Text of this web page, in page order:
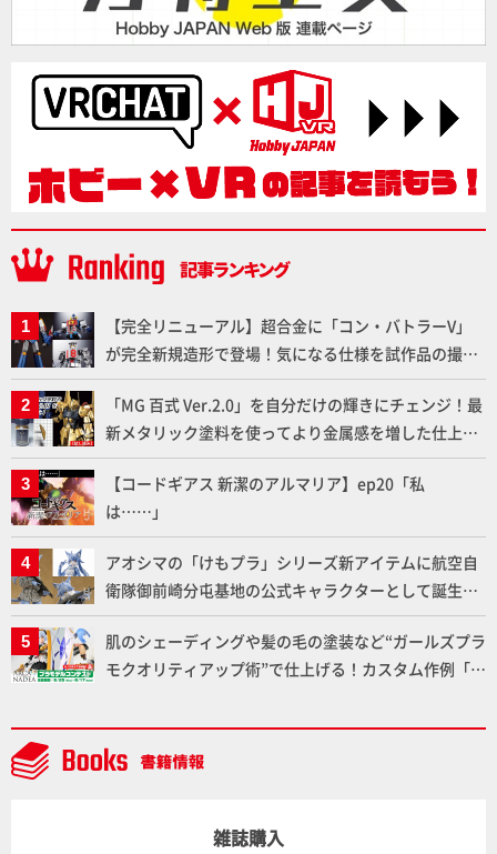
【完全リニューアル】超合金に「コン・バトラーV」
が完全新規造形で登場！気になる仕様を試作品の撮り
下ろしでご紹介!!さらに「大鉄人17」＆「ワンエイ
ト」セット情報もお届け！【超合金の魂】
「MG 百式 Ver.2.0」を自分だけの輝きにチェンジ！最
新メタリック塗料を使ってより金属感を増した仕上が
りに!!【試し読み】
【コードギアス 新潔のアルマリア】ep20「私
は……」
アオシマの「けもプラ」シリーズ新アイテムに航空自
衛隊御前崎分屯基地の公式キャラクターとして誕生し
た「おまねこ」が着任！けもプラ公式サイト限定版と
通常版の2ラインで発売！
肌のシェーディングや髪の毛の塗装など“ガールズプラ
モクオリティアップ術”で仕上げる！カスタム作例「白
デルコンテスト」～8月17日（月）11:59まで応募受付
中】
雑誌購入